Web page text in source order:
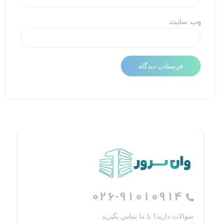
وب‌ سایت
026-91010914
سوالات دارید؟ با ما تماس بگیرید